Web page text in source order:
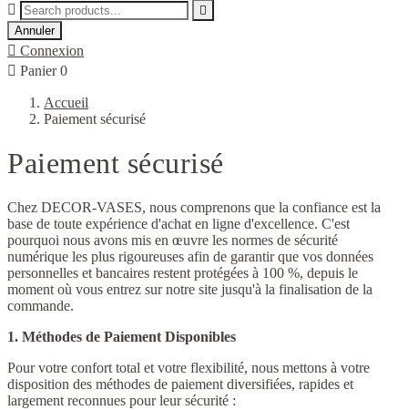


Annuler
 Connexion
 Panier 0
Accueil
Paiement sécurisé
Paiement sécurisé
Chez DECOR-VASES, nous comprenons que la confiance est la
base de toute expérience d'achat en ligne d'excellence. C'est
pourquoi nous avons mis en œuvre les normes de sécurité
numérique les plus rigoureuses afin de garantir que vos données
personnelles et bancaires restent protégées à 100 %, depuis le
moment où vous entrez sur notre site jusqu'à la finalisation de la
commande.
1. Méthodes de Paiement Disponibles
Pour votre confort total et votre flexibilité, nous mettons à votre
disposition des méthodes de paiement diversifiées, rapides et
largement reconnues pour leur sécurité :